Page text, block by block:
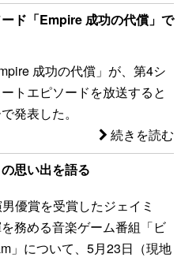
ド「Empire 成功の代償」で
成功の代償」が、第4シ
トエピソードを放送すると
発表した。
続きを読む
思い出を語る
優賞を受賞したジェイミ
務める音楽ゲーム番組「ビ
」について、5月23日（現地